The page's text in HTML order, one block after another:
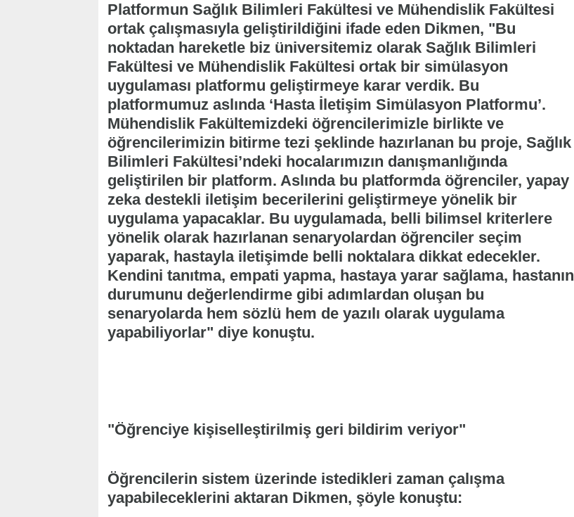
Platformun Sağlık Bilimleri Fakültesi ve Mühendislik Fakültesi
ortak çalışmasıyla geliştirildiğini ifade eden Dikmen, "Bu
noktadan hareketle biz üniversitemiz olarak Sağlık Bilimleri
Fakültesi ve Mühendislik Fakültesi ortak bir simülasyon
uygulaması platformu geliştirmeye karar verdik. Bu
platformumuz aslında ‘Hasta İletişim Simülasyon Platformu’.
Mühendislik Fakültemizdeki öğrencilerimizle birlikte ve
öğrencilerimizin bitirme tezi şeklinde hazırlanan bu proje, Sağlık
Bilimleri Fakültesi’ndeki hocalarımızın danışmanlığında
geliştirilen bir platform. Aslında bu platformda öğrenciler, yapay
zeka destekli iletişim becerilerini geliştirmeye yönelik bir
uygulama yapacaklar. Bu uygulamada, belli bilimsel kriterlere
yönelik olarak hazırlanan senaryolardan öğrenciler seçim
yaparak, hastayla iletişimde belli noktalara dikkat edecekler.
Kendini tanıtma, empati yapma, hastaya yarar sağlama, hastanın
durumunu değerlendirme gibi adımlardan oluşan bu
senaryolarda hem sözlü hem de yazılı olarak uygulama
yapabiliyorlar" diye konuştu.
"Öğrenciye kişiselleştirilmiş geri bildirim veriyor"
Öğrencilerin sistem üzerinde istedikleri zaman çalışma
yapabileceklerini aktaran Dikmen, şöyle konuştu: